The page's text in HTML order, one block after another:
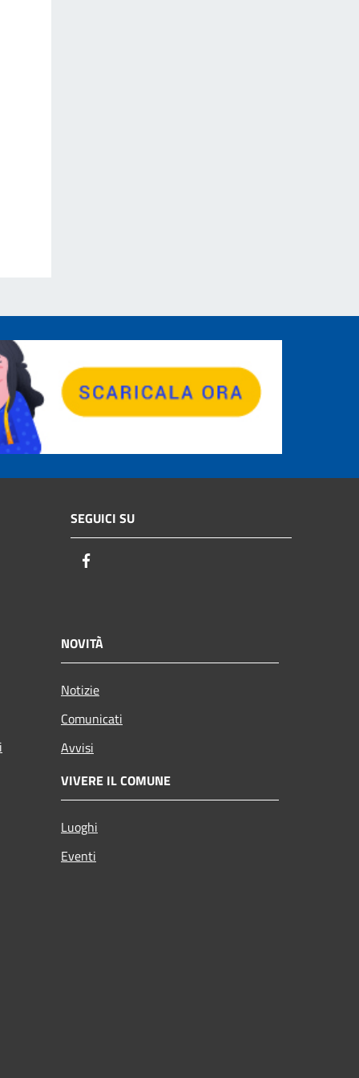
SEGUICI SU
NOVITÀ
Notizie
Comunicati
Avvisi
VIVERE IL COMUNE
Luoghi
Eventi